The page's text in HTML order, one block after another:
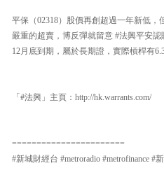
平保（02318）股價再創超過一年新低，
嚴重的超賣，博反彈就留意 #法興平安
12月底到期，屬於長期證，實際槓桿有6.3
「#法興」主頁：http://hk.warrants.com/
=======================
#新城財經台 #metroradio #metrofinance #